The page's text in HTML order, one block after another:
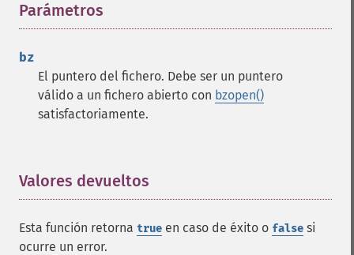
Parámetros
bz
El puntero del fichero. Debe ser un puntero
válido a un fichero abierto con bzopen()
satisfactoriamente.
Valores devueltos
Esta función retorna true en caso de éxito o false si
ocurre un error.